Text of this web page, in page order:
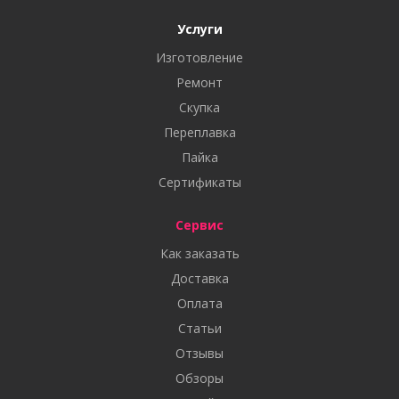
Услуги
Изготовление
Ремонт
Скупка
Переплавка
Пайка
Сертификаты
Сервис
Как заказать
Доставка
Оплата
Статьи
Отзывы
Обзоры